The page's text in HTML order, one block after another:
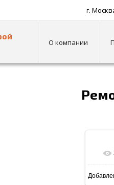
г.
О компании
» Ремонт квартир